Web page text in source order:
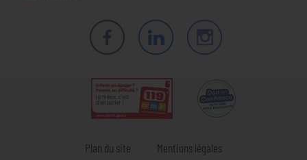
FacebookLinkedIn
Plan du site Mentions légales